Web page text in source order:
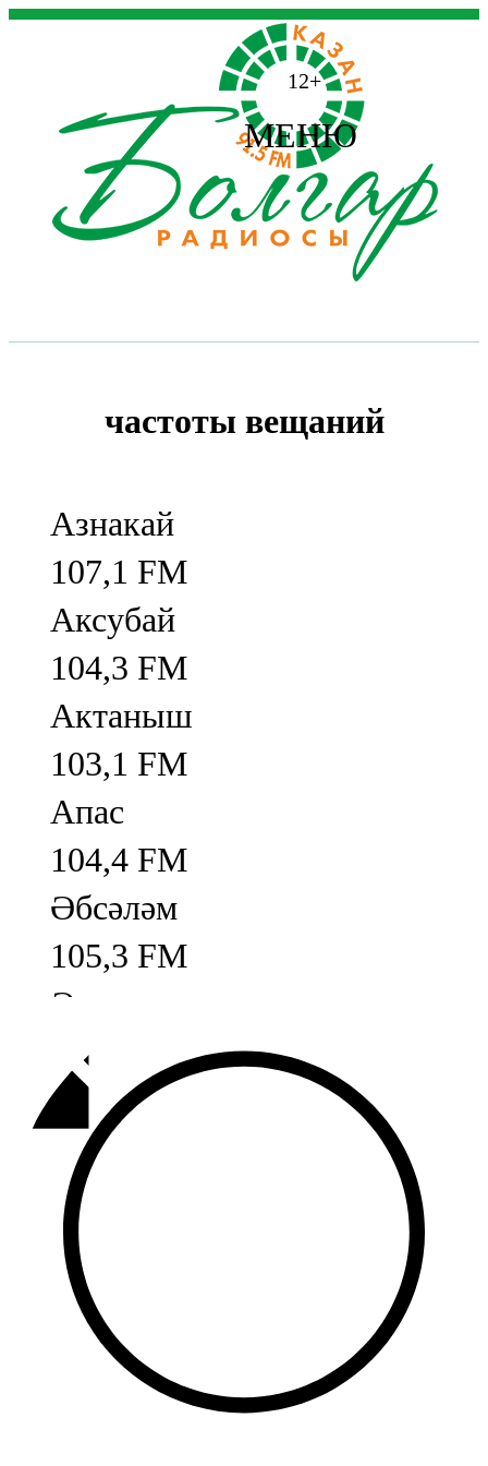
12+
МЕНЮ
частоты вещаний
Азнакай
107,1 FM
Аксубай
104,3 FM
Актаныш
103,1 FM
Апас
104,4 FM
Әбсәләм
105,3 FM
Әлмәт
92,9 FM
Базарлы матак
107,1 FM
Балык бистәсе
104,9 FM
Баулы
107,5 FM
Биләр